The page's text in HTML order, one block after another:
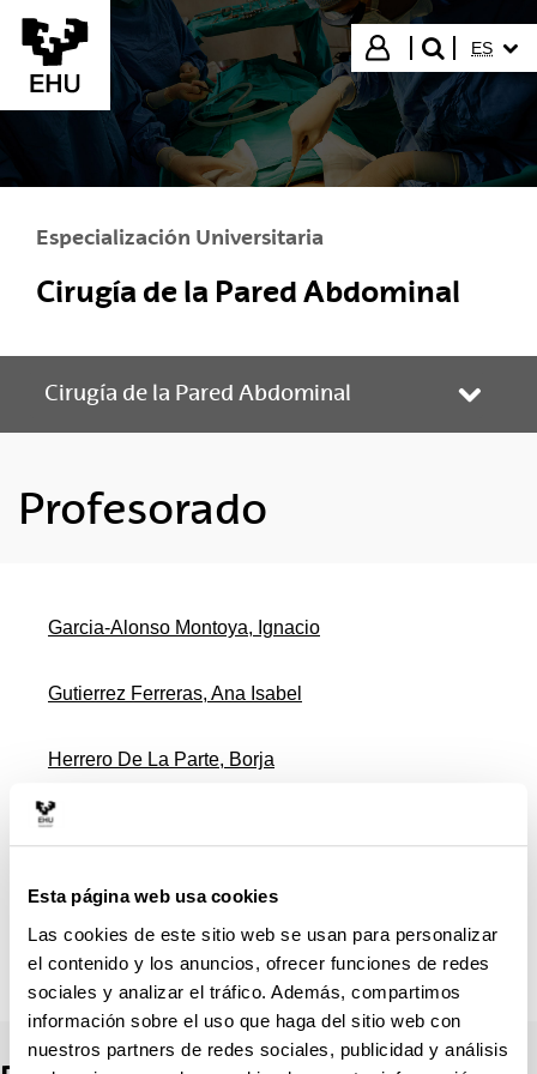
Esta página web usa cookies
Las cookies de este sitio web se usan para personalizar
el contenido y los anuncios, ofrecer funciones de redes
sociales y analizar el tráfico. Además, compartimos
información sobre el uso que haga del sitio web con
nuestros partners de redes sociales, publicidad y análisis
Saltar al contenido principal
Iniciar sesión
buscar"
ES
Especialización Universitaria
Cirugía de la Pared Abdominal
Cirugía de la Pared Abdominal
Profesorado
Garcia-Alonso Montoya, Ignacio
Gutierrez Ferreras, Ana Isabel
Herrero De La Parte, Borja
Hierro-Olabarria Salgado, Lorena
Ruiz Montesinos, Maria Inmaculada
Zorraquino Gonzalez, Angel